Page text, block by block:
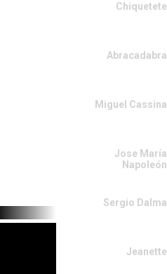
Chiquetete
Abracadabra
Miguel Cassina
Jose María
Napoleón
Sergio Dalma
Jeanette